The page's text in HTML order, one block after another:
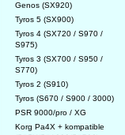
Genos (SX920)
Tyros 5 (SX900)
Tyros 4 (SX720 / S970 /
S975)
Tyros 3 (SX700 / S950 /
S770)
Tyros 2 (S910)
Tyros (S670 / S900 / 3000)
PSR 9000/pro / XG
Korg Pa4X + kompatible